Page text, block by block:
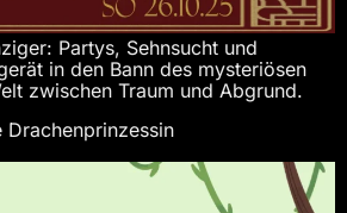
Partys, Sehnsucht und
in den Bann des mysteriösen
zwischen Traum und Abgrund.
Drachenprinzessin